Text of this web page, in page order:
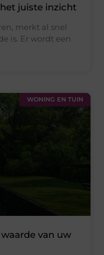
juiste inzicht
merkt al snel
is. Er wordt een
WONING EN TUIN
van uw